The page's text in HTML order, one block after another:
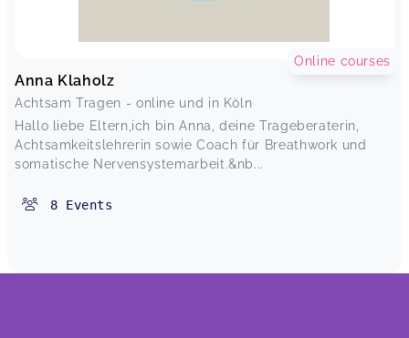
Anna Klaholz
Achtsam Tragen - online und in Köln
Hallo liebe Eltern,ich bin Anna, deine Trageberaterin,
Achtsamkeitslehrerin sowie Coach für Breathwork und
somatische Nervensystemarbeit.&nb...
Online courses
8 Events